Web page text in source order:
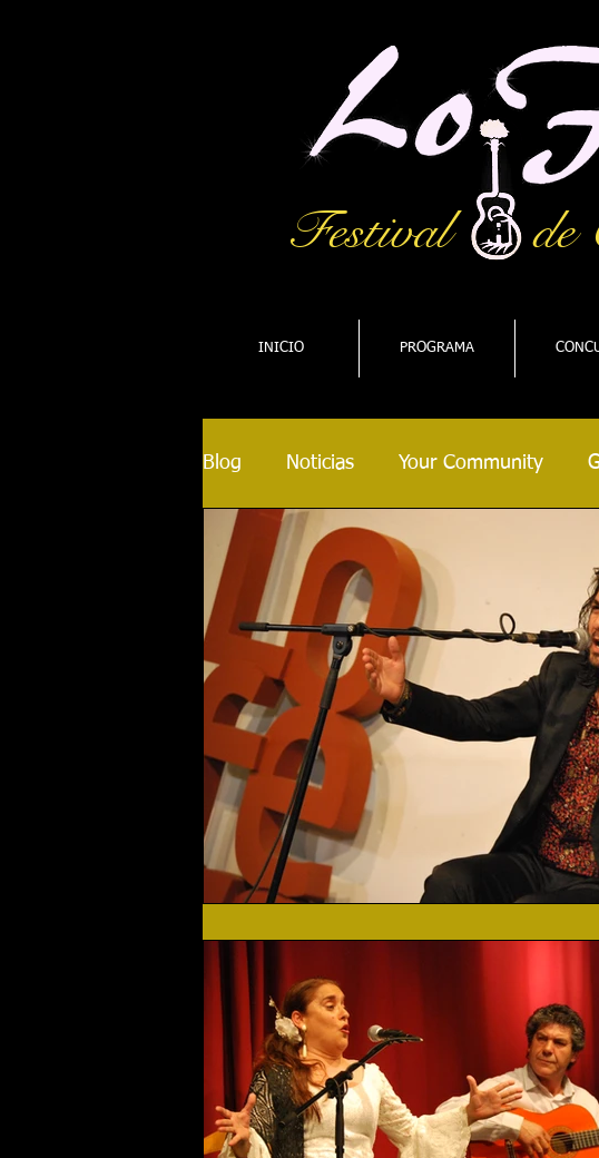
Festival
INICIO PROGRAMA
Blog Noticias Your Community
Flamenco Solidario
Festival 2019 Festival 2020
Actualidad Festival 2023
Agenda Cultural